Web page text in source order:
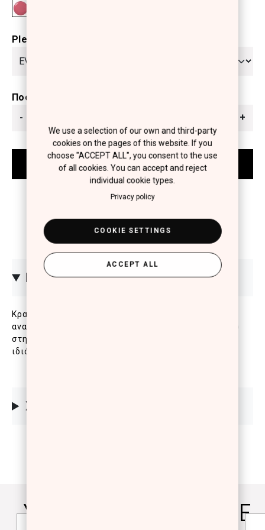
Please select
Ποσότητα
-
+
ΠΕΡΙΓΡΑΦΗ
Κραγιόν σε υγρή μορφή για πλούσιο ματ χρώμα και
αναλλοίωτο αποτέλεσμα στα χείλη. Είναι ευχάριστο
στην εφαρμογή, χάρη στις ενυδατικές του
ιδιότητες.
ΣΥΣΤΑΤΙΚΑ
YOU WILL ALSO LOVE
We use a selection of our own and third-party
cookies on the pages of this website. If you
choose "ACCEPT ALL", you consent to the use
of all cookies. You can accept and reject
individual cookie types.
Privacy policy
COOKIE SETTINGS
ACCEPT ALL